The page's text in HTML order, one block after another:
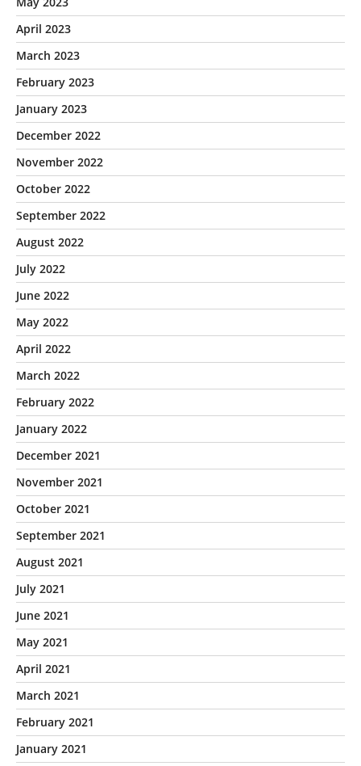
April 2023
March 2023
February 2023
January 2023
December 2022
November 2022
October 2022
September 2022
August 2022
July 2022
June 2022
May 2022
April 2022
March 2022
February 2022
January 2022
December 2021
November 2021
October 2021
September 2021
August 2021
July 2021
June 2021
May 2021
April 2021
March 2021
February 2021
January 2021